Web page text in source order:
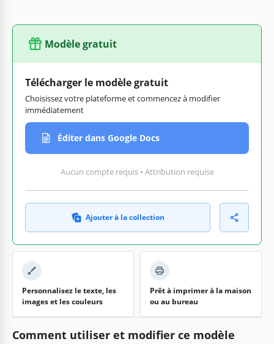
Modèle gratuit
Télécharger le modèle gratuit
Choisissez votre plateforme et commencez à modifier
immédiatement
Éditer dans Google Docs
Aucun compte requis • Attribution requise
Ajouter à la collection
Personnalisez le texte, les
images et les couleurs
Prêt à imprimer à la maison
ou au bureau
Comment utiliser et modifier ce modèle